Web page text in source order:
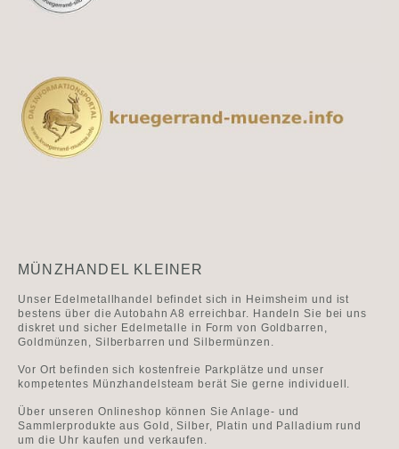
MÜNZHANDEL KLEINER
Unser Edelmetallhandel befindet sich in Heimsheim und ist
bestens über die Autobahn A8 erreichbar. Handeln Sie bei uns
diskret und sicher Edelmetalle in Form von Goldbarren,
Goldmünzen, Silberbarren und Silbermünzen.
Vor Ort befinden sich kostenfreie Parkplätze und unser
kompetentes Münzhandelsteam berät Sie gerne individuell.
Über unseren Onlineshop können Sie Anlage- und
Sammlerprodukte aus Gold, Silber, Platin und Palladium rund
um die Uhr kaufen und verkaufen.